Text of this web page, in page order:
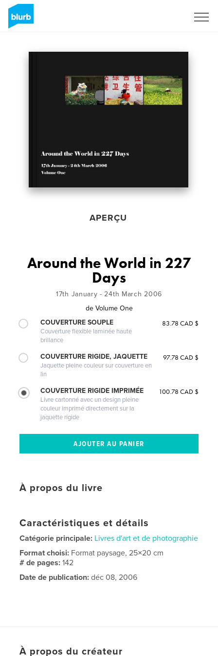
APERÇU
Around the World in 227
Days
17th January - 24th March 2006
de Volume One
COUVERTURE SOUPLE
Couverture flexible laminée haute
brillance
83.78 CAD $
COUVERTURE RIGIDE, JAQUETTE
Jaquette pleine couleur sur couverture en
lin
97.78 CAD $
COUVERTURE RIGIDE IMPRIMÉE
Livre cartonné avec un design pleine
couleur imprimé directement sur la
jaquette rigide
100.78 CAD $
À propos du livre
Caractéristiques et détails
Catégorie principale: Livres d'art et de photographie
Format choisi: Format paysage, 25×20 cm
# de pages:142
Date de publication: déc 08, 2006
À propos du créateur